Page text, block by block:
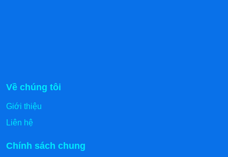
Về chúng tôi
Giới thiệu
Liên hệ
Chính sách chung